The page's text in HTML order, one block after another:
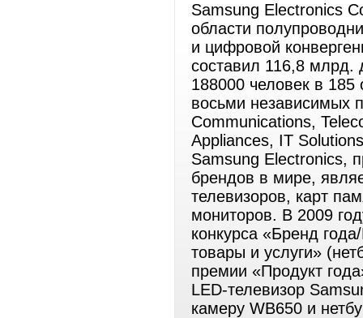
Samsung Electronics
области
и цифровой
составил 116,8
188000 человек в
восьми независимых
Communications,
Appliances, IT
Samsung Electronics,
брендов в мире,
телевизоров, карт
мониторов. В 2009
конкурса «Бренд
товары и услуги»
премии «Продукт
LED-телевизор
камеру WB650 и